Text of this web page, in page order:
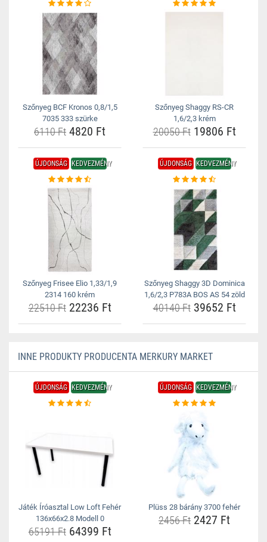
Szőnyeg BCF Kronos 0,8/1,5
7035 333 szürke
6110 Ft 4820 Ft
Szőnyeg Shaggy RS-CR
1,6/2,3 krém
20050 Ft19806 Ft
ÚJDONSÁG KEDVEZMÉNY
Szőnyeg Frisee Elio 1,33/1,9
2314 160 krém
22510 Ft22236 Ft
ÚJDONSÁG KEDVEZMÉNY
Szőnyeg Shaggy 3D Dominica
1,6/2,3 P783A BOS AS 54 zöld
40140 Ft39652 Ft
INNE PRODUKTY PRODUCENTA MERKURY MARKET
ÚJDONSÁG KEDVEZMÉNY
Játék Íróasztal Low Loft Fehér
136x66x2.8 Modell 0
65191 Ft64399 Ft
ÚJDONSÁG KEDVEZMÉNY
Plüss 28 bárány 3700 fehér
2456 Ft 2427 Ft